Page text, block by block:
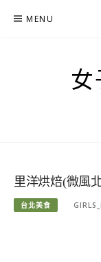
MENU
女
里洋烘焙(微風
台北美食